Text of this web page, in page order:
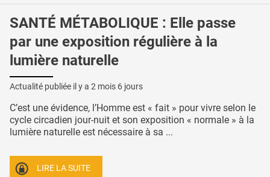
SANTÉ MÉTABOLIQUE : Elle passe
par une exposition régulière à la
lumière naturelle
Actualité publiée il y a 2 mois 6 jours
C’est une évidence, l’Homme est « fait » pour vivre selon le
cycle circadien jour-nuit et son exposition « normale » à la
lumière naturelle est nécessaire à sa ...
LIRE LA SUITE